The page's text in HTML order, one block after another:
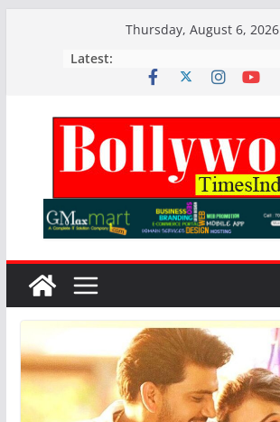
Thursday, August 6, 2026
Latest: